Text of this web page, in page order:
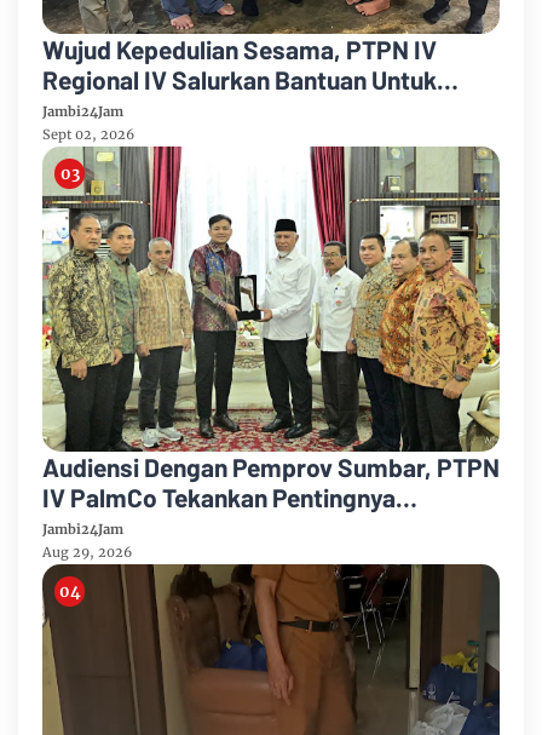
Wujud Kepedulian Sesama, PTPN IV
Regional IV Salurkan Bantuan Untuk
Pengobatan Putri Karyawan Pemanen
Jambi24Jam
Sept 02, 2026
Audiensi Dengan Pemprov Sumbar, PTPN
IV PalmCo Tekankan Pentingnya
Harmonisasi Operasional Kebun
Jambi24Jam
Aug 29, 2026